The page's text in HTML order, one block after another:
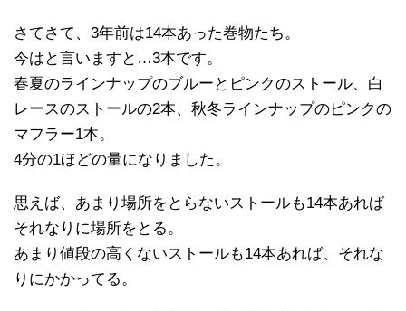
さてさて、3年前は14本あった巻物たち。
今はと言いますと…3本です。
春夏のラインナップのブルーとピンクのストール、白
レースのストールの2本、秋冬ラインナップのピンクの
マフラー1本。
4分の1ほどの量になりました。
思えば、あまり場所をとらないストールも14本あれば
それなりに場所をとる。
あまり値段の高くないストールも14本あれば、それな
りにかかってる。